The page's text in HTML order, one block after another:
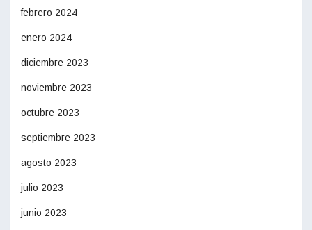
febrero 2024
enero 2024
diciembre 2023
noviembre 2023
octubre 2023
septiembre 2023
agosto 2023
julio 2023
junio 2023